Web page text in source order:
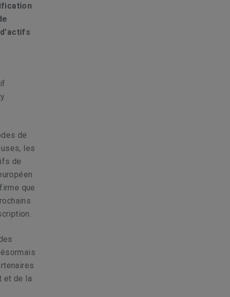
de
les
de
que
et de la